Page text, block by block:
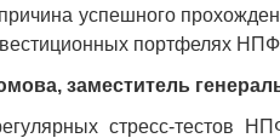
успешного
портфелях
заместитель
стресс-тестов